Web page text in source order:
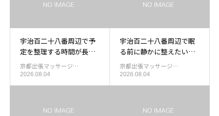
宇治百二十八番周辺で予
定を整理する時間が長く
なったあと首後ろ左上を
休める出張マッサージ
京都出張マッサージ…
2026.08.04
宇治百二十八番周辺で眠
る前に静かに整えたい日
の出張もみほぐし
京都出張マッサージ…
2026.08.04